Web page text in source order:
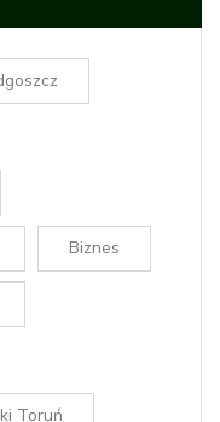
Biznes
Toruń